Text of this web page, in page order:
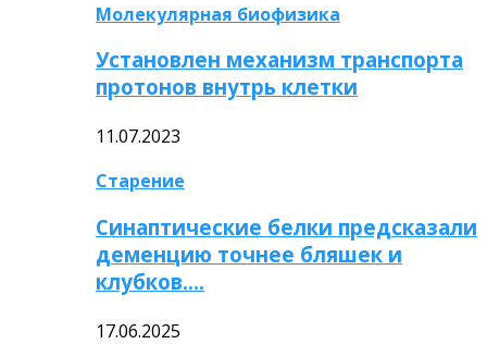
Молекулярная биофизика
Установлен механизм транспорта
протонов внутрь клетки
11.07.2023
Старение
Синаптические белки предсказали
деменцию точнее бляшек и
клубков….
17.06.2025